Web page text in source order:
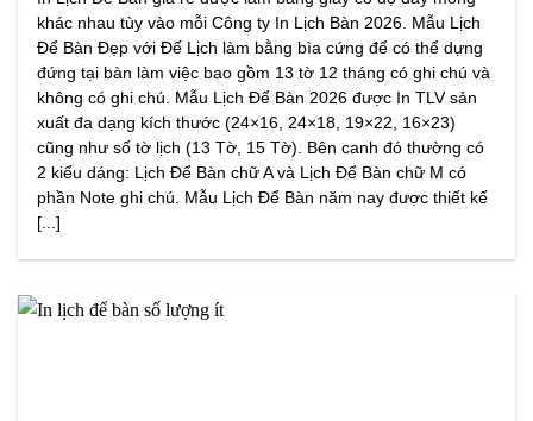
khác nhau tùy vào mỗi Công ty In Lịch Bàn 2026. Mẫu Lịch
Để Bàn Đẹp với Đế Lịch làm bằng bìa cứng để có thể dựng
đứng tại bàn làm việc bao gồm 13 tờ 12 tháng có ghi chú và
không có ghi chú. Mẫu Lịch Để Bàn 2026 được In TLV sản
xuất đa dạng kích thước (24×16, 24×18, 19×22, 16×23)
cũng như số tờ lịch (13 Tờ, 15 Tờ). Bên canh đó thường có
2 kiểu dáng: Lịch Để Bàn chữ A và Lịch Để Bàn chữ M có
phần Note ghi chú. Mẫu Lịch Để Bàn năm nay được thiết kế
[...]